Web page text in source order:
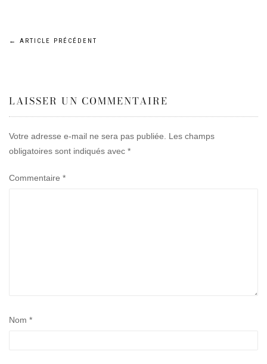
Navigation
l’article
← ARTICLE PRÉCÉDENT
LAISSER UN COMMENTAIRE
Votre adresse e-mail ne sera pas publiée.
Les champs
obligatoires sont indiqués avec *
Commentaire *
Nom *